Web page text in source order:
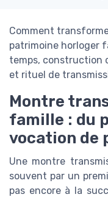
Comment
patrimoine horloger
temps, construction
et rituel de
Montre
famille : du
vocation de
Une montre
souvent par un
pas encore à la